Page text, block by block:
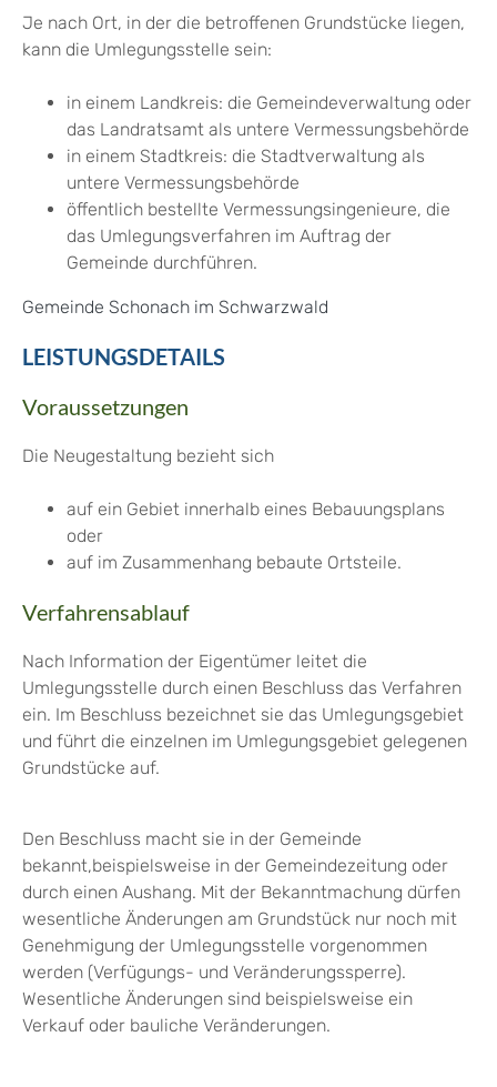
Je nach Ort, in der die betroffenen Grundstücke liegen,
kann die Umlegungsstelle sein:
in einem Landkreis: die Gemeindeverwaltung oder
das Landratsamt als untere Vermessungsbehörde
in einem Stadtkreis: die Stadtverwaltung als
untere Vermessungsbehörde
öffentlich bestellte Vermessungsingenieure, die
das Umlegungsverfahren im Auftrag der
Gemeinde durchführen.
Gemeinde Schonach im Schwarzwald
LEISTUNGSDETAILS
Voraussetzungen
Die Neugestaltung bezieht sich
auf ein Gebiet innerhalb eines Bebauungsplans
oder
auf im Zusammenhang bebaute Ortsteile.
Verfahrensablauf
Nach Information der Eigentümer leitet die
Umlegungsstelle durch einen Beschluss das Verfahren
ein. Im Beschluss bezeichnet sie das Umlegungsgebiet
und führt die einzelnen im Umlegungsgebiet gelegenen
Grundstücke auf.
Den Beschluss macht sie in der Gemeinde
bekannt,beispielsweise in der Gemeindezeitung oder
durch einen Aushang. Mit der Bekanntmachung dürfen
wesentliche Änderungen am Grundstück nur noch mit
Genehmigung der Umlegungsstelle vorgenommen
werden (Verfügungs- und Veränderungssperre).
Wesentliche Änderungen sind beispielsweise ein
Verkauf oder bauliche Veränderungen.